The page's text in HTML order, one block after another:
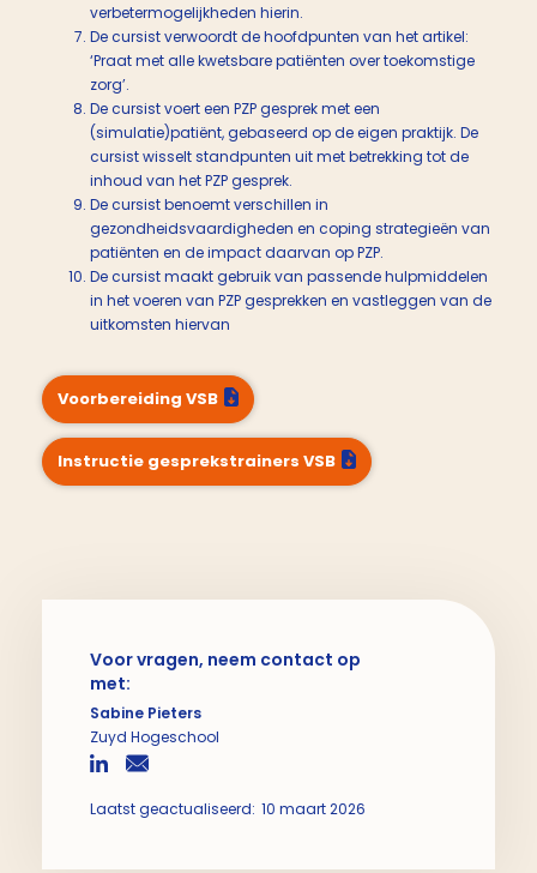
verbetermogelijkheden hierin.
De cursist verwoordt de hoofdpunten van het artikel:
‘Praat met alle kwetsbare patiënten over toekomstige
zorg’.
De cursist voert een PZP gesprek met een
(simulatie)patiënt, gebaseerd op de eigen praktijk. De
cursist wisselt standpunten uit met betrekking tot de
inhoud van het PZP gesprek.
De cursist benoemt verschillen in
gezondheidsvaardigheden en coping strategieën van
patiënten en de impact daarvan op PZP.
De cursist maakt gebruik van passende hulpmiddelen
in het voeren van PZP gesprekken en vastleggen van de
uitkomsten hiervan
Voorbereiding VSB
Instructie gesprekstrainers VSB
Voor vragen, neem contact op
met:
Sabine Pieters
Zuyd Hogeschool
Laatst geactualiseerd: 10 maart 2026